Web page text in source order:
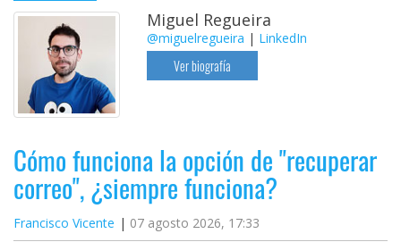
Miguel Regueira
@miguelregueira | LinkedIn
Ver biografía
Cómo funciona la opción de "recuperar
correo", ¿siempre funciona?
Francisco Vicente 07 agosto 2026, 17:33